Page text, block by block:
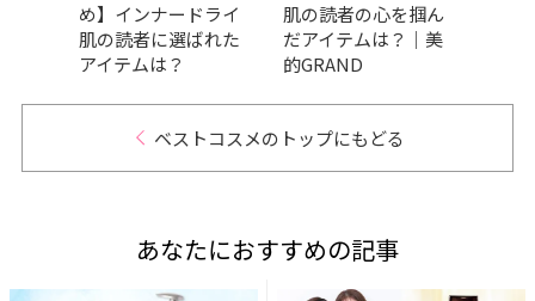
め】インナードライ
肌の読者に選ばれた
アイテムは？
肌の読者の心を掴ん
だアイテムは？｜美
的GRAND
ベストコスメのトップにもどる
あなたにおすすめの記事